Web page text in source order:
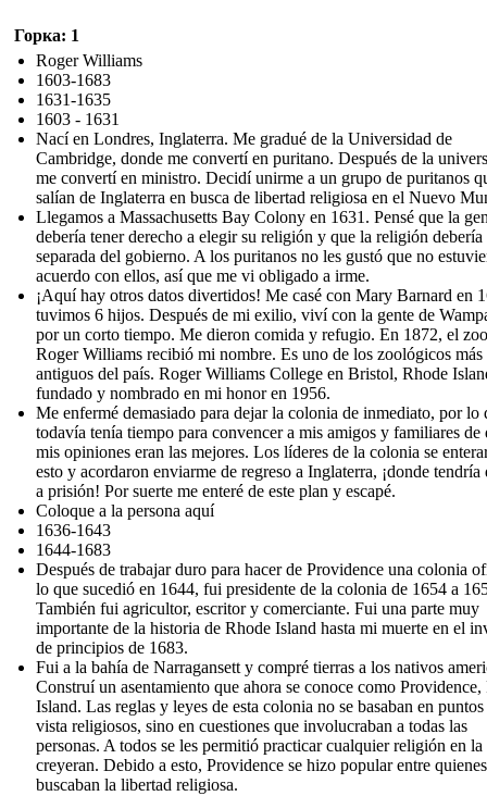
Горка: 1
Roger Williams
1603-1683
1631-1635
1603 - 1631
Nací en Londres, Inglaterra. Me gradué de la Universidad de
Cambridge, donde me convertí en puritano. Después de la
me convertí en ministro. Decidí unirme a un grupo de puritanos
salían de Inglaterra en busca de libertad religiosa en el Nuevo
Llegamos a Massachusetts Bay Colony en 1631. Pensé que la
debería tener derecho a elegir su religión y que la religión debería
separada del gobierno. A los puritanos no les gustó que no
acuerdo con ellos, así que me vi obligado a irme.
¡Aquí hay otros datos divertidos! Me casé con Mary Barnard en
tuvimos 6 hijos. Después de mi exilio, viví con la gente de
por un corto tiempo. Me dieron comida y refugio. En 1872, el
Roger Williams recibió mi nombre. Es uno de los zoológicos más
antiguos del país. Roger Williams College en Bristol, Rhode
fundado y nombrado en mi honor en 1956.
Me enfermé demasiado para dejar la colonia de inmediato, por lo
todavía tenía tiempo para convencer a mis amigos y familiares de
mis opiniones eran las mejores. Los líderes de la colonia se
esto y acordaron enviarme de regreso a Inglaterra, ¡donde tendría
a prisión! Por suerte me enteré de este plan y escapé.
Coloque a la persona aquí
1636-1643
1644-1683
Después de trabajar duro para hacer de Providence una colonia
lo que sucedió en 1644, fui presidente de la colonia de 1654 a
También fui agricultor, escritor y comerciante. Fui una parte muy
importante de la historia de Rhode Island hasta mi muerte en el
de principios de 1683.
Fui a la bahía de Narragansett y compré tierras a los nativos
Construí un asentamiento que ahora se conoce como Providence,
Island. Las reglas y leyes de esta colonia no se basaban en puntos
vista religiosos, sino en cuestiones que involucraban a todas las
personas. A todos se les permitió practicar cualquier religión en la
creyeran. Debido a esto, Providence se hizo popular entre quienes
buscaban la libertad religiosa.